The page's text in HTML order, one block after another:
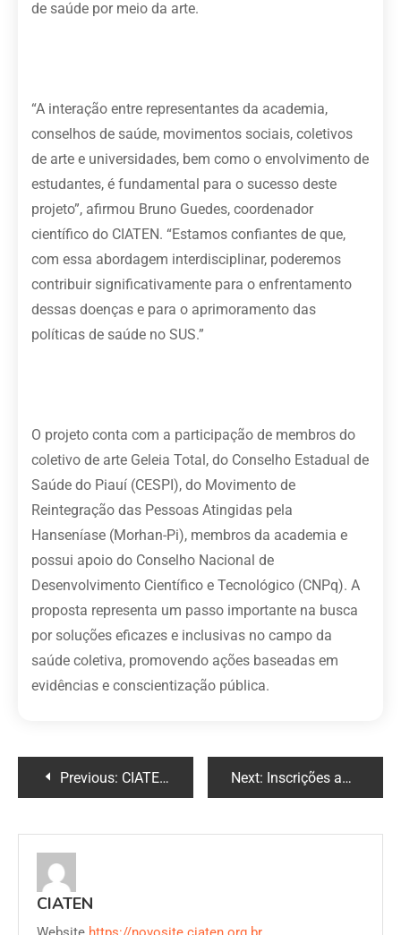
de saúde por meio da arte.
“A interação entre representantes da academia,
conselhos de saúde, movimentos sociais, coletivos
de arte e universidades, bem como o envolvimento de
estudantes, é fundamental para o sucesso deste
projeto”, afirmou Bruno Guedes, coordenador
científico do CIATEN. “Estamos confiantes de que,
com essa abordagem interdisciplinar, poderemos
contribuir significativamente para o enfrentamento
dessas doenças e para o aprimoramento das
políticas de saúde no SUS.”
O projeto conta com a participação de membros do
coletivo de arte Geleia Total, do Conselho Estadual de
Saúde do Piauí (CESPI), do Movimento de
Reintegração das Pessoas Atingidas pela
Hanseníase (Morhan-Pi), membros da academia e
possui apoio do Conselho Nacional de
Desenvolvimento Científico e Tecnológico (CNPq). A
proposta representa um passo importante na busca
por soluções eficazes e inclusivas no campo da
saúde coletiva, promovendo ações baseadas em
evidências e conscientização pública.
Previous: CIATEN e SESAPI destacam Reunião Estratégica para o Avanço na Prevenção e Controle da Dengue Next: Inscrições abertas para o curso de Epidemiologia Clínica Aplicada à Investigação Científica
CIATEN